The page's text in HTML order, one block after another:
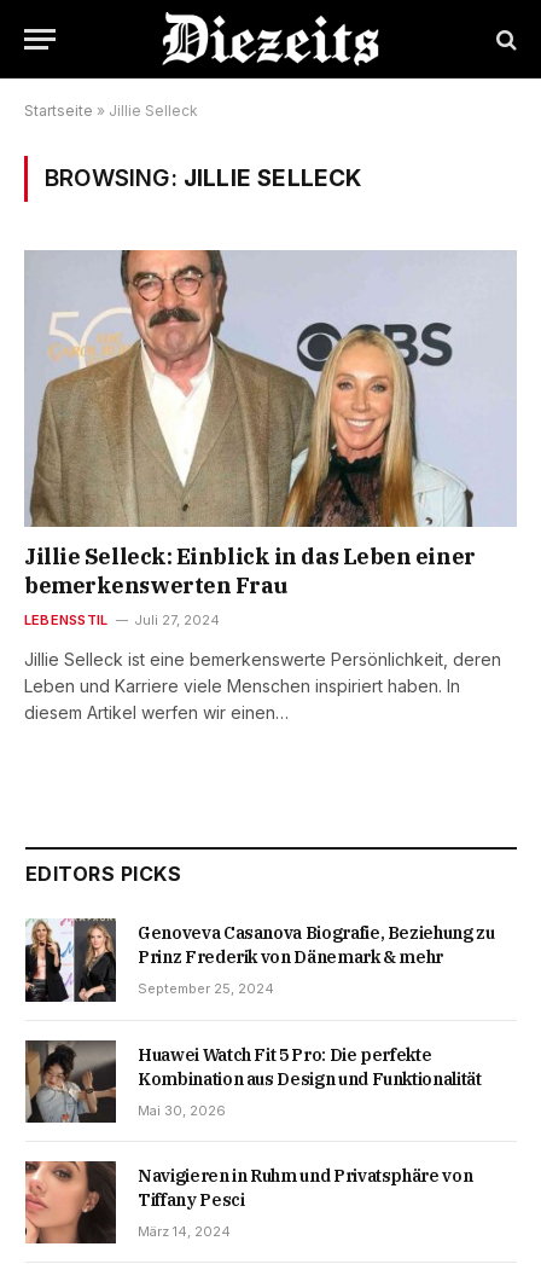
Startseite » Jillie Selleck
BROWSING: JILLIE SELLECK
Jillie Selleck: Einblick in das Leben einer
bemerkenswerten Frau
LEBENSSTIL Juli 27, 2024
Jillie Selleck ist eine bemerkenswerte Persönlichkeit, deren
Leben und Karriere viele Menschen inspiriert haben. In
diesem Artikel werfen wir einen…
EDITORS PICKS
Genoveva Casanova Biografie, Beziehung zu
Prinz Frederik von Dänemark & mehr
September 25, 2024
Huawei Watch Fit 5 Pro: Die perfekte
Kombination aus Design und Funktionalität
Mai 30, 2026
Navigieren in Ruhm und Privatsphäre von
Tiffany Pesci
März 14, 2024